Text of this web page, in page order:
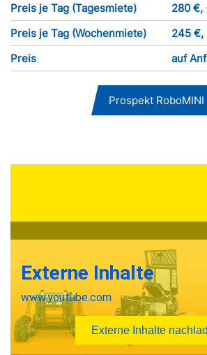
Preis je Tag (Tagesmiete)
280 €,
Preis je Tag (Wochenmiete)
245 €,
Preis
auf
Prospekt RoboMINI